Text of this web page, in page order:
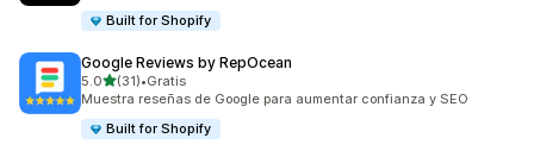
Built for Shopify
Google Reviews by RepOcean
5.0de 5 estrellas
(31)
31 reseñas en total
•Gratis
Muestra reseñas de Google para aumentar confianza y SEO
Built for Shopify